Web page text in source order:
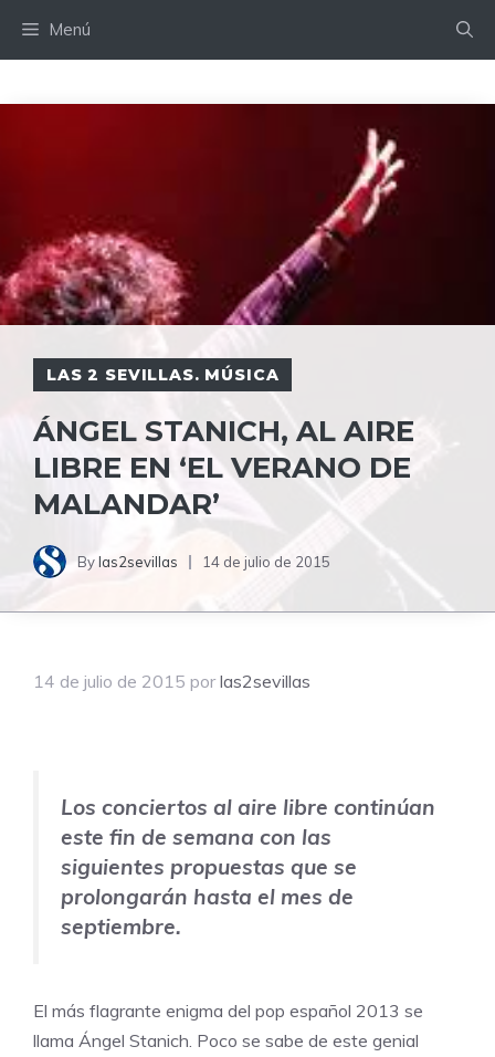
Menú
LAS 2 SEVILLAS. MÚSICA
ÁNGEL STANICH, AL AIRE
LIBRE EN ‘EL VERANO DE
MALANDAR’
Bylas2sevillas 14 de julio de 2015
14 de julio de 2015 por las2sevillas
Los conciertos al aire libre continúan
este fin de semana con las
siguientes propuestas que se
prolongarán hasta el mes de
septiembre.
El más flagrante enigma del pop español 2013 se
llama Ángel Stanich. Poco se sabe de este genial